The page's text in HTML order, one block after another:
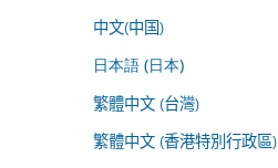
中文(中国)
日本語 (日本)
繁體中文 (台灣)
繁體中文 (香港特別行政區)